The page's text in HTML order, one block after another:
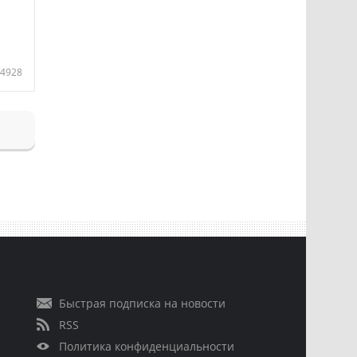
4928
Быстрая подписка на новости
RSS
Политика конфиденциальности